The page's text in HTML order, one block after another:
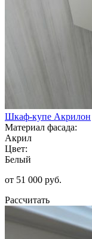
Шкаф-купе Акрилон
Материал фасада:
Акрил
Цвет:
Белый
от 51 000 руб.
Рассчитать